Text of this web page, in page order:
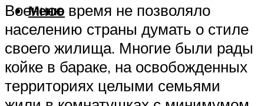
Меню
Военное время не позволяло
населению страны думать о стиле
своего жилища. Многие были рады
койке в бараке, на освобожденных
территориях целыми семьями